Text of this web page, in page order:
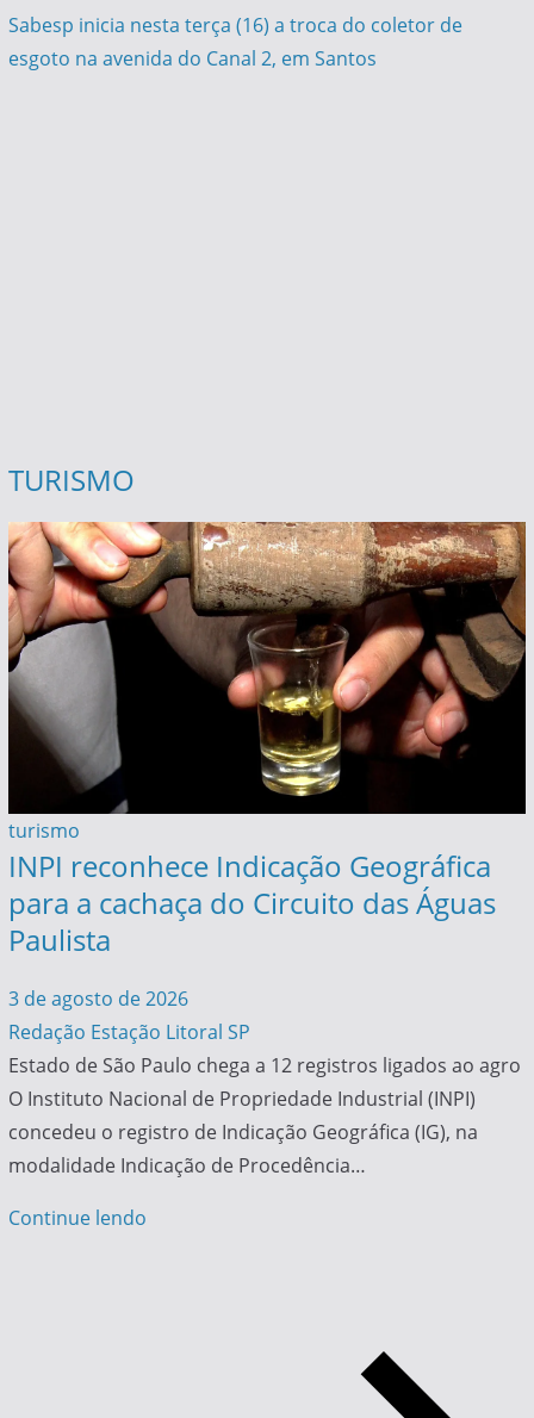
Post
Sabesp inicia nesta terça (16) a troca do coletor de
esgoto na avenida do Canal 2, em Santos
TURISMO
turismo
INPI reconhece Indicação Geográfica
para a cachaça do Circuito das Águas
Paulista
3 de agosto de 2026
Redação Estação Litoral SP
Estado de São Paulo chega a 12 registros ligados ao agro
O Instituto Nacional de Propriedade Industrial (INPI)
concedeu o registro de Indicação Geográfica (IG), na
modalidade Indicação de Procedência…
Continue lendo